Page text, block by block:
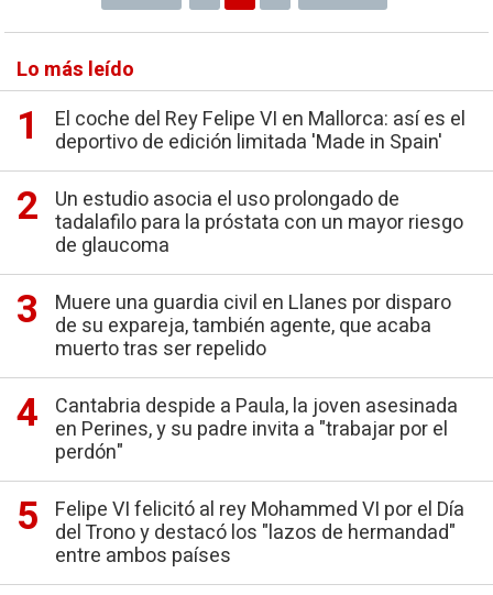
Lo más leído
El coche del Rey Felipe VI en Mallorca: así es el
deportivo de edición limitada 'Made in Spain'
Un estudio asocia el uso prolongado de
tadalafilo para la próstata con un mayor riesgo
de glaucoma
Muere una guardia civil en Llanes por disparo
de su expareja, también agente, que acaba
muerto tras ser repelido
Cantabria despide a Paula, la joven asesinada
en Perines, y su padre invita a "trabajar por el
perdón"
Felipe VI felicitó al rey Mohammed VI por el Día
del Trono y destacó los "lazos de hermandad"
entre ambos países